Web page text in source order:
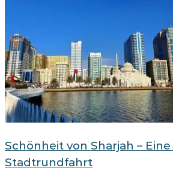
Schönheit von Sharjah –
Stadtrundfahrt